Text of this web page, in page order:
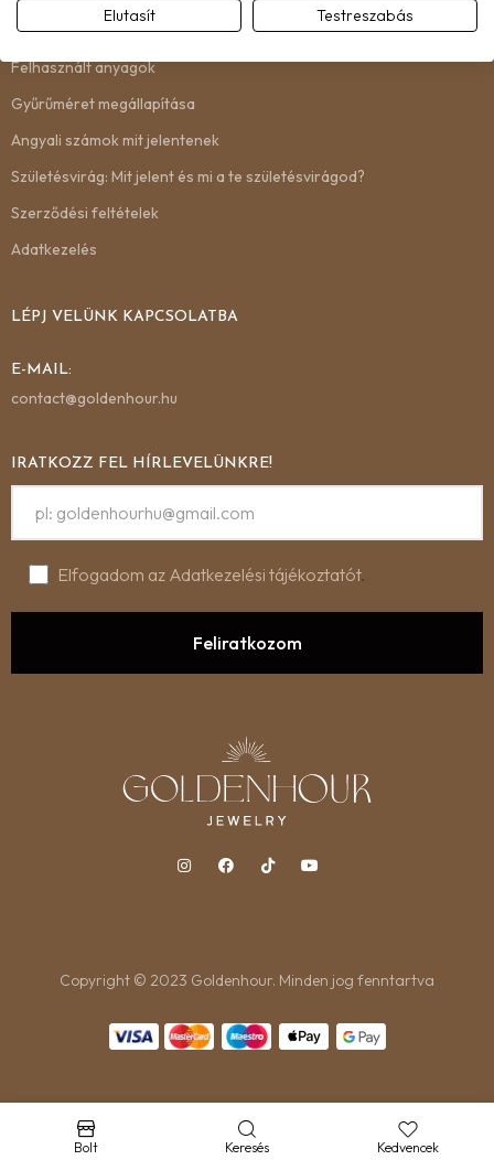
Rólunk
Felhasznált anyagok
Gyűrűméret megállapítása
Angyali számok mit jelentenek
Születésvirág: Mit jelent és mi a te születésvirágod?
Szerződési feltételek
Adatkezelés
LÉPJ VELÜNK KAPCSOLATBA
E-MAIL:
contact@goldenhour.hu
IRATKOZZ FEL HÍRLEVELÜNKRE!
Elfogadom az Adatkezelési tájékoztatót.
Copyright © 2023 Goldenhour. Minden jog fenntartva
Bolt Keresés Kedvencek
Elutasít Testreszabás